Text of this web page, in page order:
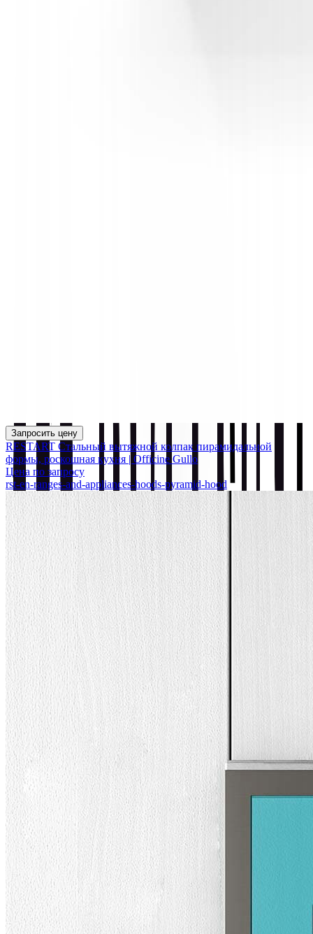
Запросить цену
RESTART Стальный вытяжной колпак пирамидальной
формы, роскошная кухня | Officine Gullo
Цена по запросу
rst-en-ranges-and-appliances-hoods-pyramid-hood